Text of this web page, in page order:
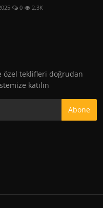
0 2.3K
özel teklifleri doğrudan
katılın
Abone